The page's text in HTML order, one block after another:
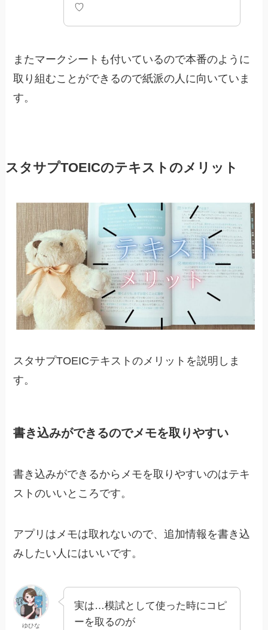
♡
またマークシートも付いているので本番のように
取り組むことができるので紙派の人に向いていま
す。
スタサプTOEICのテキストのメリット
スタサプTOEICテキストのメリットを説明しま
す。
書き込みができるのでメモを取りやすい
書き込みができるからメモを取りやすいのはテキ
ストのいいところです。
アプリはメモは取れないので、追加情報を書き込
みしたい人にはいいです。
ゆひな
実は…模試として使った時にコピ
ーを取るのが